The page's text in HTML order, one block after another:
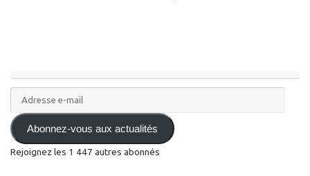
Adresse
e-
mail Abonnez-vous aux actualités
Rejoignez les 1 447 autres abonnés